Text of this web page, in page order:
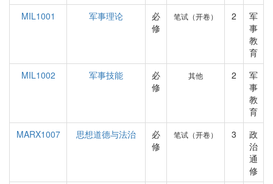
MIL1001
军事理论
必
修
笔试（开卷） 2
军
事
教
育
MIL1002
军事技能
必
修
其他 2
军
事
教
育
MARX1007
思想道德与法治
必
修
笔试（开卷） 3
政
治
通
修